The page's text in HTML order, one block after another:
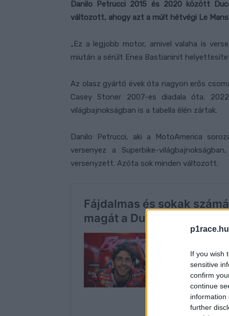
If you wish
sensitive
confirm
continue
information
further
Danilo Petrucci 2015 és 2020 között
változott, ahogy azt a múlt hétvégi Le
„Ez a legjobb motor, amivel valaha is
miután a sérült Enea Bastianinit
Az olasz gyártó évek óta nagyon erős
Casey Stoner 2007-es diadala óta.
világbajnokságban is a tabella élén zártak.
Danilo Petrucci, aki a MotoAmerica
versenyez a Superbike-
versenyzett. Azóta sok minden változott.